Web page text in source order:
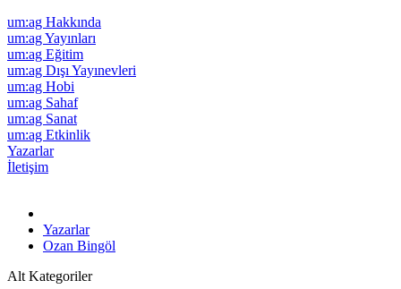
um:ag Hakkında
um:ag Yayınları
um:ag Eğitim
um:ag Dışı Yayınevleri
um:ag Hobi
um:ag Sahaf
um:ag Sanat
um:ag Etkinlik
Yazarlar
İletişim
Yazarlar
Ozan Bingöl
Alt Kategoriler